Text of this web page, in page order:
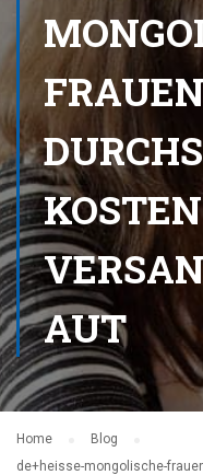
FRAUEN
AUT
Home
Blog
de+heisse-mongolische-